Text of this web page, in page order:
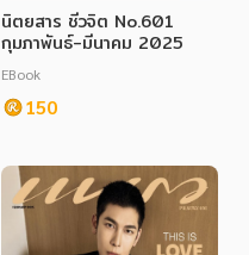
นิตยสาร ชีวจิต No.601
กุมภาพันธ์-มีนาคม 2025
EBook
150